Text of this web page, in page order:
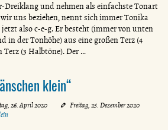
und nehmen als einfachste Tonart
uns beziehen, nennt sich immer Tonika
also c-e-g. Er besteht (immer von unten
in der Tonhöhe) aus eine großen Terz (4
(3 Halbtöne). Der …
klein“
26. April 2020
Freitag, 25. Dezember 2020